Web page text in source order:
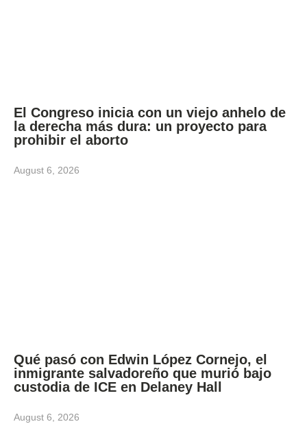
El Congreso inicia con un viejo anhelo de
la derecha más dura: un proyecto para
prohibir el aborto
August 6, 2026
Qué pasó con Edwin López Cornejo, el
inmigrante salvadoreño que murió bajo
custodia de ICE en Delaney Hall
August 6, 2026